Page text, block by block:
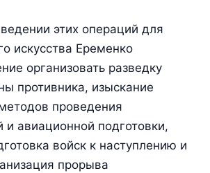
этих операций для
искусства Еременко
организовать разведку
противника, изыскание
проведения
и авиационной подготовки,
войск к наступлению и
прорыва